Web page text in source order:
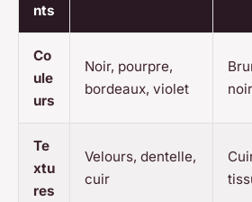
nts
Co
ule
urs
Noir, pourpre,
bordeaux, violet
noir
Te
xtu
res
Velours, dentelle,
cuir